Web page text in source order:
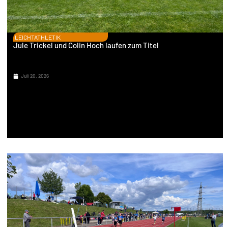
LEICHTATHLETIK
Jule Trickel und Colin Hoch laufen zum Titel
Juli 20, 2026